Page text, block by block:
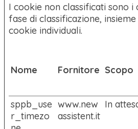
I cookie non classificati sono i
fase di classificazione,
cookie individuali.
Nome Fornitore Scopo
sppb_use
r_timezo
www.new
assistent.it
In